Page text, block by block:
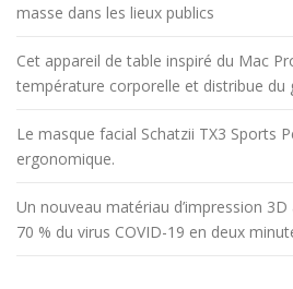
masse dans les lieux publics
Cet appareil de table inspiré du Mac
température corporelle et distribue du
Le masque facial Schatzii TX3 Sports
ergonomique.
Un nouveau matériau d’impression
70 % du virus COVID-19 en deux